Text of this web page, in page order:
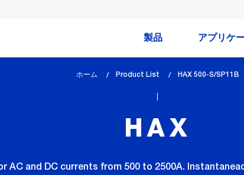
製品 アプリケ
ホーム Product List
lem_current_page
HAX 500-S/SP11B
HAX
AC and DC currents from 500 to 2500A.